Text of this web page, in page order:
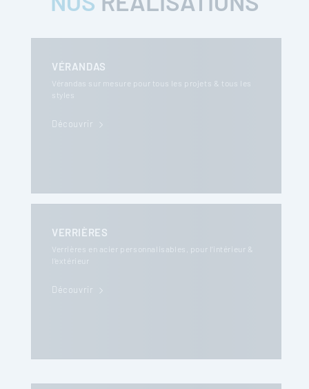
VÉRANDAS
Vérandas sur mesure pour tous les projets & tous les
styles
Découvrir
VERRIÈRES
Verrières en acier personnalisables, pour l’intérieur &
l’extérieur
Découvrir